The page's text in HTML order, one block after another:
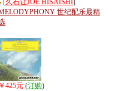
[久石让JOE HISAISHI]
世纪配乐最精
￥425元 (订购)